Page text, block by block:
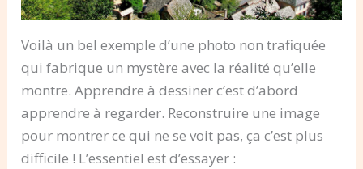
Voilà un bel exemple d’une photo non trafiquée
qui fabrique un mystère avec la réalité qu’elle
montre. Apprendre à dessiner c’est d’abord
apprendre à regarder. Reconstruire une image
pour montrer ce qui ne se voit pas, ça c’est plus
difficile ! L’essentiel est d’essayer :